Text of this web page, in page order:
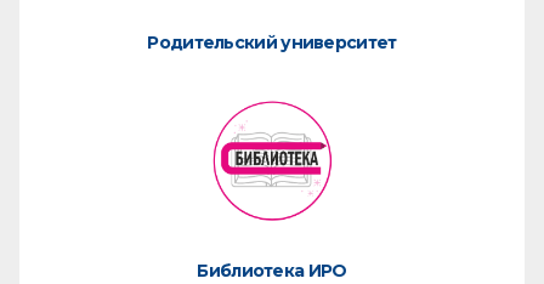
Родительский университет
Библиотека ИРО